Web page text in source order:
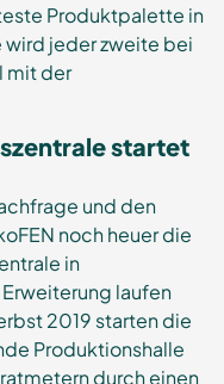
Produktpalette in
jeder zweite bei
mit der
startet
und den
noch heuer die
in
laufen
2019 starten die
Produktionshalle
durch einen